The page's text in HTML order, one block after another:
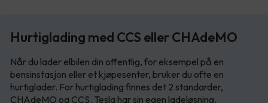
Hurtiglading med CCS eller CHAdeMO
Når du lader elbilen din offentlig, for eksempel på en
bensinstasjon eller et kjøpesenter, bruker du ofte en
hurtiglader. For hurtiglading finnes det 2 standarder,
CHAdeMO og CCS. Tesla har sin egen ladeløsning.